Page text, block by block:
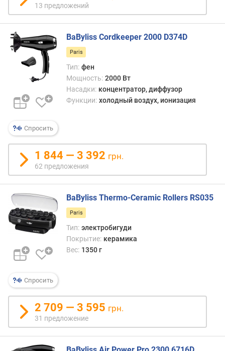
ы
е
е
и
с
о
р
с
в
з
д
у
ш
н
г
о
п
о
т
о
к
13 предложений
Спросить
BaByliss Cordkeeper 2000 D374D
Paris
Тип: фен
Мощность: 2000 Вт
Насадки: концентратор, диффузор
Функции: холодный воздух, ионизация
1 844 — 3 392 грн.
62 предложения
Спросить
BaByliss Thermo-Ceramic Rollers RS035
Paris
Тип: электробигуди
Покрытие: керамика
Вес: 1350 г
2 709 — 3 595 грн.
31 предложение